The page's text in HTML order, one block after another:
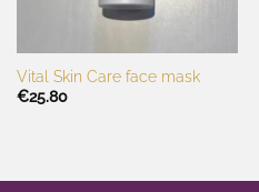
Vital Skin Care face mask
€25.80